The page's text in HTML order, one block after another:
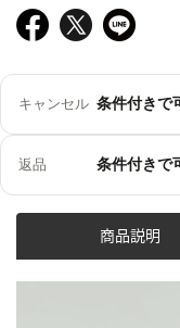
キャンセル 条件付きで
返品 条件付きで
商品説明